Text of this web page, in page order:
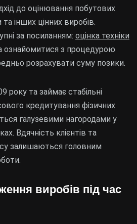
до оцінювання побутових
та інших цінних виробів.
за посиланням: оцінка техніки
з процедурою
розрахувати суму позики.
та займає стабільні
кредитування фізичних
галузевими нагородами у
Вдячність клієнтів та
залишаються головним
виробів під час